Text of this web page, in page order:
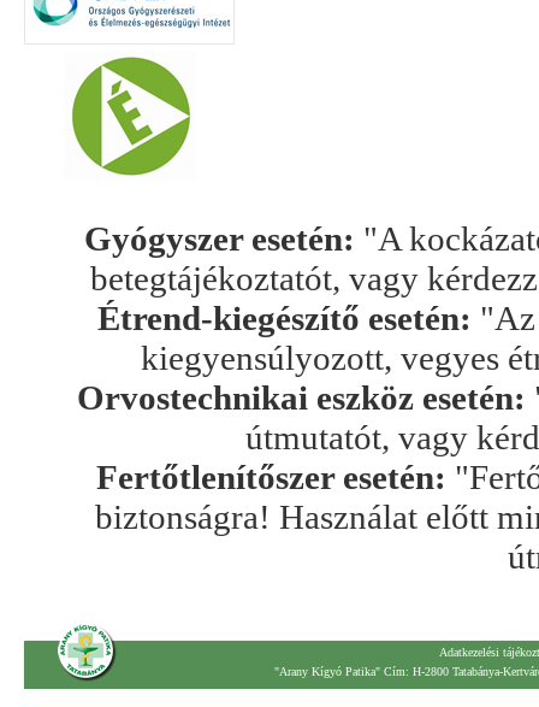
Gyógyszer esetén: "A
betegtájékoztatót, vagy
Étrend-kiegészítő esetén: "Az
kiegyensúlyozott, vegyes
Orvostechnikai eszköz esetén:
útmutatót, vagy
Fertőtlenítőszer esetén:
biztonságra! Használat előtt
Adatkezelési
"Arany Kígyó Patika" Cím: H-2800 Tatabánya-